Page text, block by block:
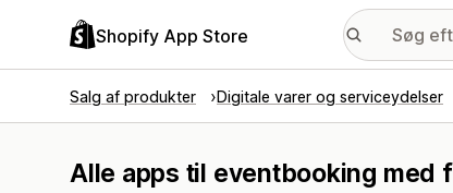
Shopify App Store
Salg af produkter Digitale varer og serviceydelser
Alle apps til eventbooking med